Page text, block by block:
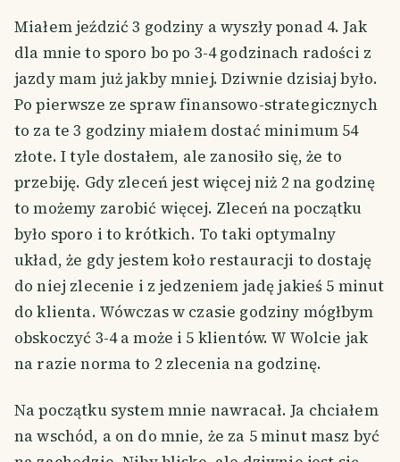
Miałem jeździć 3 godziny a wyszły ponad 4. Jak
dla mnie to sporo bo po 3-4 godzinach radości z
jazdy mam już jakby mniej. Dziwnie dzisiaj było.
Po pierwsze ze spraw finansowo-strategicznych
to za te 3 godziny miałem dostać minimum 54
złote. I tyle dostałem, ale zanosiło się, że to
przebiję. Gdy zleceń jest więcej niż 2 na godzinę
to możemy zarobić więcej. Zleceń na początku
było sporo i to krótkich. To taki optymalny
układ, że gdy jestem koło restauracji to dostaję
do niej zlecenie i z jedzeniem jadę jakieś 5 minut
do klienta. Wówczas w czasie godziny mógłbym
obskoczyć 3-4 a może i 5 klientów. W Wolcie jak
na razie norma to 2 zlecenia na godzinę.
Na początku system mnie nawracał. Ja chciałem
na wschód, a on do mnie, że za 5 minut masz być